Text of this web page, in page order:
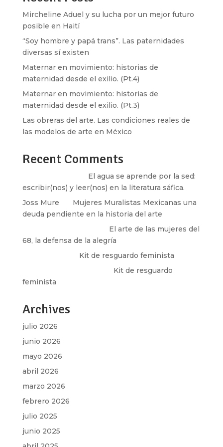
Mircheline Aduel y su lucha por un mejor futuro
posible en Haití
“Soy hombre y papá trans”. Las paternidades
diversas sí existen
Maternar en movimiento: historias de
maternidad desde el exilio. (Pt.4)
Maternar en movimiento: historias de
maternidad desde el exilio. (Pt.3)
Las obreras del arte. Las condiciones reales de
las modelos de arte en México
Recent Comments
El agua se aprende por la sed:
escribir(nos) y leer(nos) en la literatura sáfica.
Joss Mure
Mujeres Muralistas Mexicanas una
deuda pendiente en la historia del arte
El arte de las mujeres del
68, la defensa de la alegría
Kit de resguardo feminista
Kit de resguardo
feminista
Archives
julio 2026
junio 2026
mayo 2026
abril 2026
marzo 2026
febrero 2026
julio 2025
junio 2025